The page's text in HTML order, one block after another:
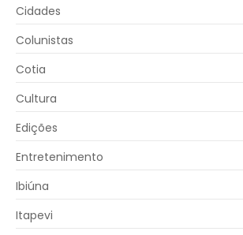
Cidades
Colunistas
Cotia
Cultura
Edições
Entretenimento
Ibiúna
Itapevi